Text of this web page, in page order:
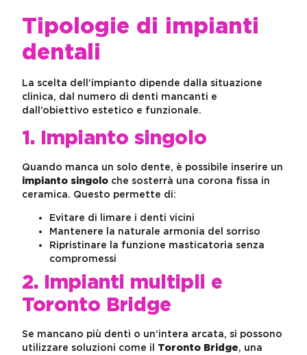
Tipologie di impianti
dentali
La scelta dell’impianto dipende dalla situazione
clinica, dal numero di denti mancanti e
dall’obiettivo estetico e funzionale.
1. Impianto singolo
Quando manca un solo dente, è possibile inserire un
impianto singolo che sosterrà una corona fissa in
ceramica. Questo permette di:
Evitare di limare i denti vicini
Mantenere la naturale armonia del sorriso
Ripristinare la funzione masticatoria senza
compromessi
2. Impianti multipli e
Toronto Bridge
Se mancano più denti o un’intera arcata, si possono
utilizzare soluzioni come il Toronto Bridge, una